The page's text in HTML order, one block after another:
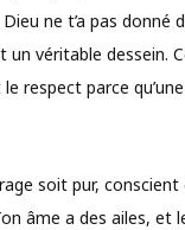
ne t’a pas
véritable dessein.
respect parce
soit pur,
âme a des ailes,